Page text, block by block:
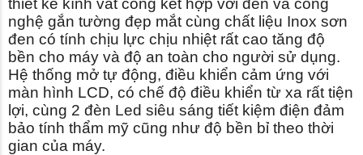
thiết kế kính vát cong kết hợp với đèn và công
nghệ gắn tường đẹp mắt cùng chất liệu Inox sơn
đen có tính chịu lực chịu nhiệt rất cao tăng độ
bền cho máy và độ an toàn cho người sử dụng.
Hệ thống mở tự động, điều khiển cảm ứng với
màn hình LCD, có chế độ điều khiển từ xa rất tiện
lợi, cùng 2 đèn Led siêu sáng tiết kiệm điện đảm
bảo tính thẩm mỹ cũng như độ bền bỉ theo thời
gian của máy.